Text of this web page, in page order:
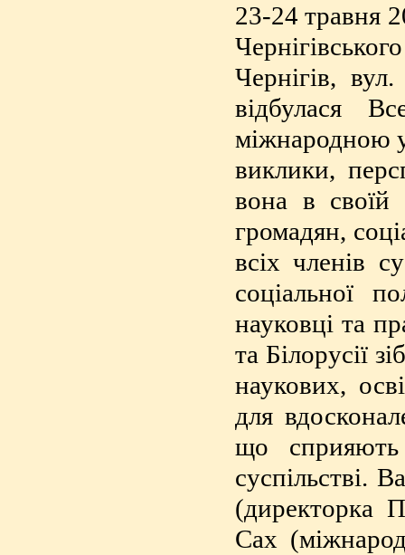
23-24 травня
Чернігів,
відбулася
міжнародною
виклики,
вона в своїй
громадян,
всіх членів
соціальної
науковці та
та Білорусії
наукових,
для
що
суспільстві.
(директорка
Сах